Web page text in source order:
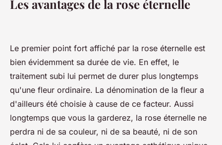
Les avantages de la rose éternelle
Le premier point fort affiché par la rose éternelle est
bien évidemment sa durée de vie. En effet, le
traitement subi lui permet de durer plus longtemps
qu'une fleur ordinaire. La dénomination de la fleur a
d'ailleurs été choisie à cause de ce facteur. Aussi
longtemps que vous la garderez, la rose éternelle ne
perdra ni de sa couleur, ni de sa beauté, ni de son